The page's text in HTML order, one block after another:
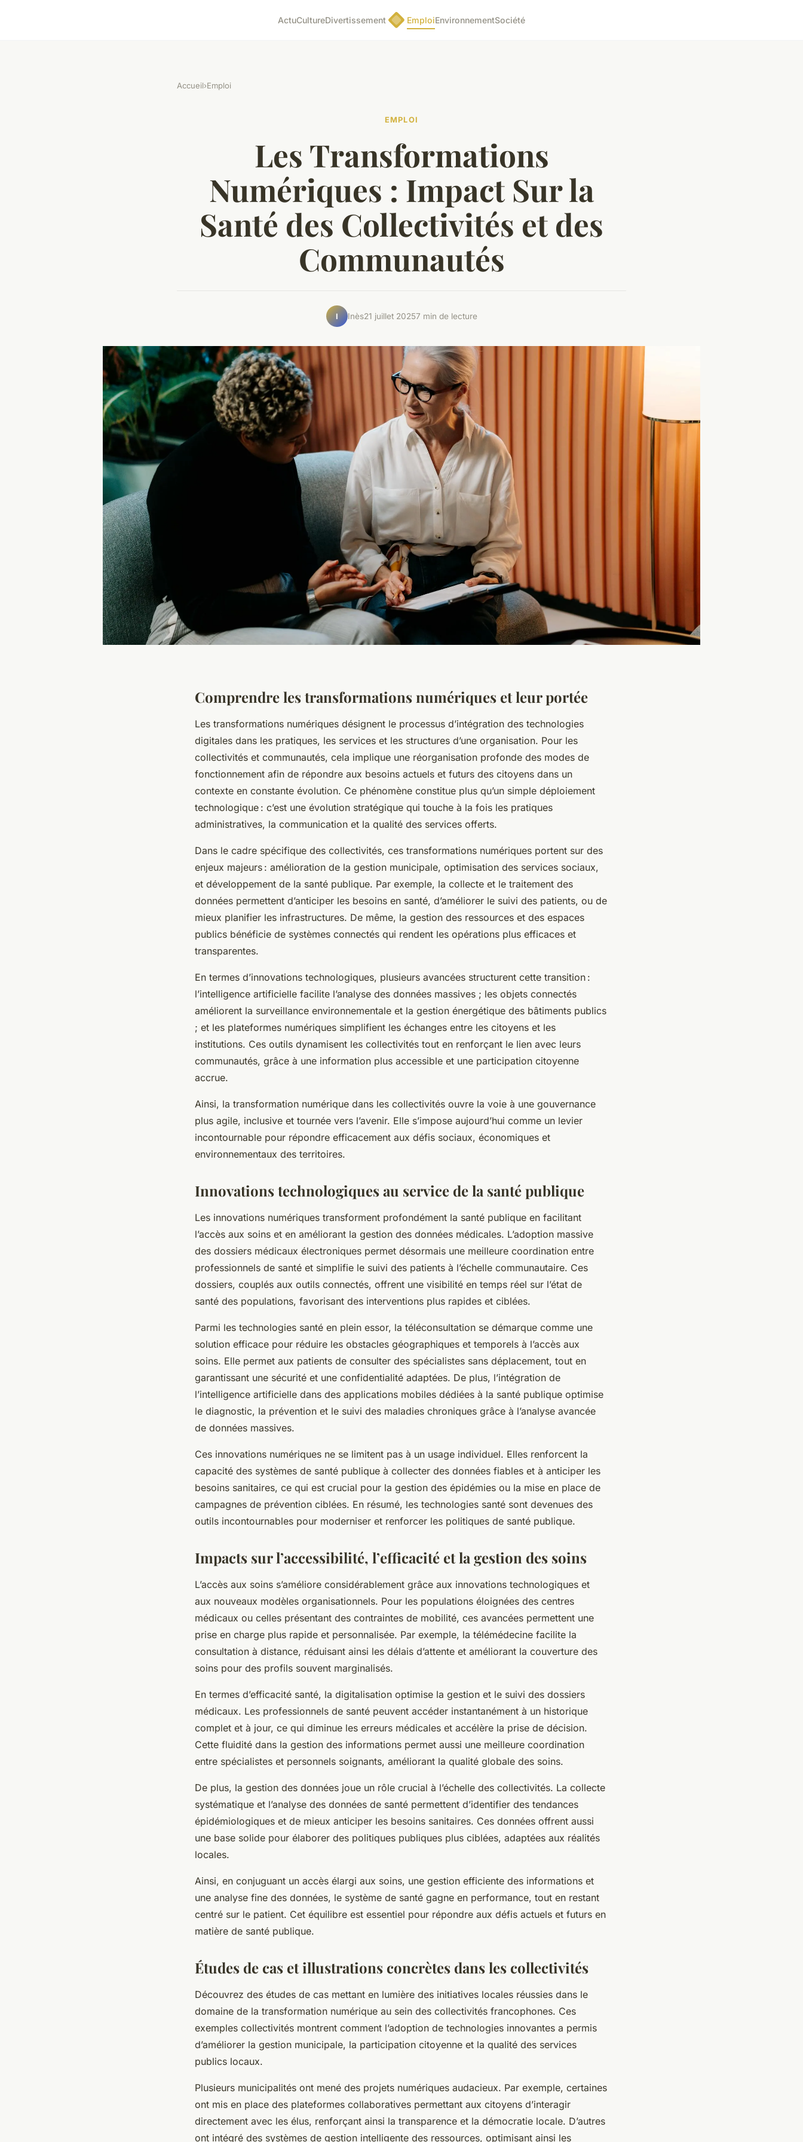
ActuCultureDivertissement EmploiEnvironnementSociété
Accueil›Emploi
EMPLOI
Les Transformations
Numériques : Impact Sur la
Santé des Collectivités et des
Communautés
I Inès21 juillet 20257 min de lecture
Comprendre les transformations numériques et leur portée
Les transformations numériques désignent le processus d’intégration des technologies
digitales dans les pratiques, les services et les structures d’une organisation. Pour les
collectivités et communautés, cela implique une réorganisation profonde des modes de
fonctionnement afin de répondre aux besoins actuels et futurs des citoyens dans un
contexte en constante évolution. Ce phénomène constitue plus qu’un simple déploiement
technologique : c’est une évolution stratégique qui touche à la fois les pratiques
administratives, la communication et la qualité des services offerts.
Dans le cadre spécifique des collectivités, ces transformations numériques portent sur des
enjeux majeurs : amélioration de la gestion municipale, optimisation des services sociaux,
et développement de la santé publique. Par exemple, la collecte et le traitement des
données permettent d’anticiper les besoins en santé, d’améliorer le suivi des patients, ou de
mieux planifier les infrastructures. De même, la gestion des ressources et des espaces
publics bénéficie de systèmes connectés qui rendent les opérations plus efficaces et
transparentes.
En termes d’innovations technologiques, plusieurs avancées structurent cette transition :
l’intelligence artificielle facilite l’analyse des données massives ; les objets connectés
améliorent la surveillance environnementale et la gestion énergétique des bâtiments publics
; et les plateformes numériques simplifient les échanges entre les citoyens et les
institutions. Ces outils dynamisent les collectivités tout en renforçant le lien avec leurs
communautés, grâce à une information plus accessible et une participation citoyenne
accrue.
Ainsi, la transformation numérique dans les collectivités ouvre la voie à une gouvernance
plus agile, inclusive et tournée vers l’avenir. Elle s’impose aujourd’hui comme un levier
incontournable pour répondre efficacement aux défis sociaux, économiques et
environnementaux des territoires.
Innovations technologiques au service de la santé publique
Les innovations numériques transforment profondément la santé publique en facilitant
l’accès aux soins et en améliorant la gestion des données médicales. L’adoption massive
des dossiers médicaux électroniques permet désormais une meilleure coordination entre
professionnels de santé et simplifie le suivi des patients à l’échelle communautaire. Ces
dossiers, couplés aux outils connectés, offrent une visibilité en temps réel sur l’état de
santé des populations, favorisant des interventions plus rapides et ciblées.
Parmi les technologies santé en plein essor, la téléconsultation se démarque comme une
solution efficace pour réduire les obstacles géographiques et temporels à l’accès aux
soins. Elle permet aux patients de consulter des spécialistes sans déplacement, tout en
garantissant une sécurité et une confidentialité adaptées. De plus, l’intégration de
l’intelligence artificielle dans des applications mobiles dédiées à la santé publique optimise
le diagnostic, la prévention et le suivi des maladies chroniques grâce à l’analyse avancée
de données massives.
Ces innovations numériques ne se limitent pas à un usage individuel. Elles renforcent la
capacité des systèmes de santé publique à collecter des données fiables et à anticiper les
besoins sanitaires, ce qui est crucial pour la gestion des épidémies ou la mise en place de
campagnes de prévention ciblées. En résumé, les technologies santé sont devenues des
outils incontournables pour moderniser et renforcer les politiques de santé publique.
Impacts sur l’accessibilité, l’efficacité et la gestion des soins
L’accès aux soins s’améliore considérablement grâce aux innovations technologiques et
aux nouveaux modèles organisationnels. Pour les populations éloignées des centres
médicaux ou celles présentant des contraintes de mobilité, ces avancées permettent une
prise en charge plus rapide et personnalisée. Par exemple, la télémédecine facilite la
consultation à distance, réduisant ainsi les délais d’attente et améliorant la couverture des
soins pour des profils souvent marginalisés.
En termes d’efficacité santé, la digitalisation optimise la gestion et le suivi des dossiers
médicaux. Les professionnels de santé peuvent accéder instantanément à un historique
complet et à jour, ce qui diminue les erreurs médicales et accélère la prise de décision.
Cette fluidité dans la gestion des informations permet aussi une meilleure coordination
entre spécialistes et personnels soignants, améliorant la qualité globale des soins.
De plus, la gestion des données joue un rôle crucial à l’échelle des collectivités. La collecte
systématique et l’analyse des données de santé permettent d’identifier des tendances
épidémiologiques et de mieux anticiper les besoins sanitaires. Ces données offrent aussi
une base solide pour élaborer des politiques publiques plus ciblées, adaptées aux réalités
locales.
Ainsi, en conjuguant un accès élargi aux soins, une gestion efficiente des informations et
une analyse fine des données, le système de santé gagne en performance, tout en restant
centré sur le patient. Cet équilibre est essentiel pour répondre aux défis actuels et futurs en
matière de santé publique.
Études de cas et illustrations concrètes dans les collectivités
Découvrez des études de cas mettant en lumière des initiatives locales réussies dans le
domaine de la transformation numérique au sein des collectivités francophones. Ces
exemples collectivités montrent comment l’adoption de technologies innovantes a permis
d’améliorer la gestion municipale, la participation citoyenne et la qualité des services
publics locaux.
Plusieurs municipalités ont mené des projets numériques audacieux. Par exemple, certaines
ont mis en place des plateformes collaboratives permettant aux citoyens d’interagir
directement avec les élus, renforçant ainsi la transparence et la démocratie locale. D’autres
ont intégré des systèmes de gestion intelligente des ressources, optimisant ainsi les